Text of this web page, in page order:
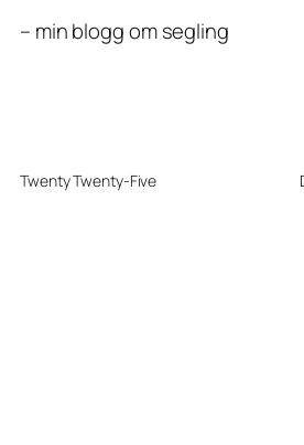
– min blogg om segling
Twenty Twenty-Five